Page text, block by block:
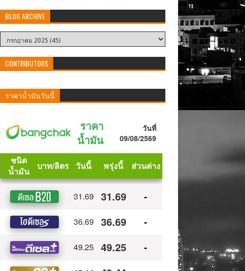
BLOG ARCHIVE
CONTRIBUTORS
ราคาน้ำมันวันนี้